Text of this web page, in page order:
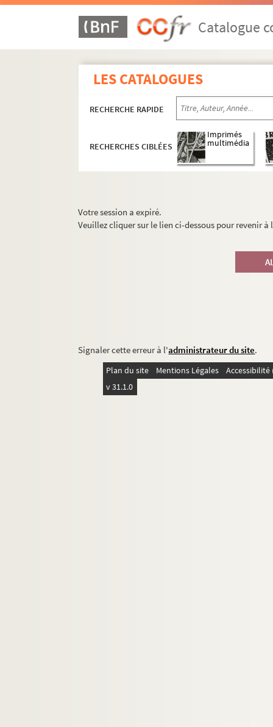
Catalogue
LES CATALOGUES
RECHERCHE RAPIDE
RECHERCHES CIBLÉES
Imprimés
multimédia
Votre session a expiré.
Veuillez cliquer sur le lien ci-dessous pour revenir
Signaler cette erreur à l'administrateur du site.
Plan du site Mentions Légales
v 31.1.0